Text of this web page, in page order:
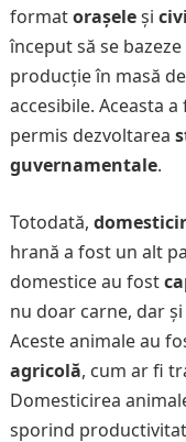
formatorașeleși
început să se
producție în masă
accesibile. Aceasta
permis dezvoltarea
guvernamentale.
Totodată,
hrană a fost un alt
domestice au fost
nu doar carne, dar și
Aceste animale au
agricolă, cum ar fi
Domesticirea
sporind